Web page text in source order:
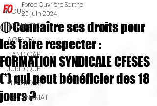
TOUS
FORMATION
AGENDA
HANDICAP
JURIDIQUE
ELECTIONS
PARTENARIAT
🔴Connaître ses droits pour
les faire respecter :
FORMATION SYNDICALE CFESES
(*) qui peut bénéficier des 18
jours ?
Force Ouvrière Sarthe
20 juin 2024